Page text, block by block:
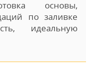
основы,
по заливке
идеальную